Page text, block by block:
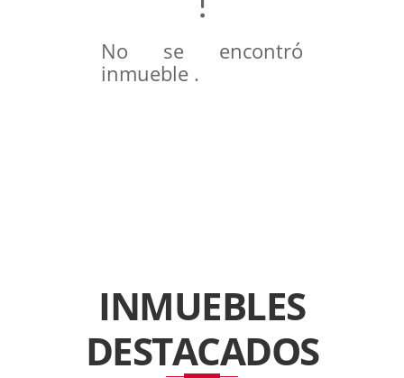
No se encontró
inmueble .
INMUEBLES
DESTACADOS